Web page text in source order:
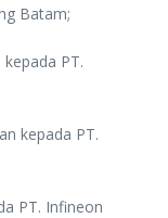
Batam;
PT.
kepada PT.
PT. Infineon